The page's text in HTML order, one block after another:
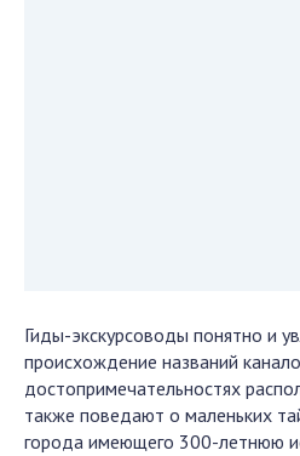
Гиды-экскурсоводы понятно и
происхождение названий
достопримечательностях
также поведают о маленьких
города имеющего 300-летнюю